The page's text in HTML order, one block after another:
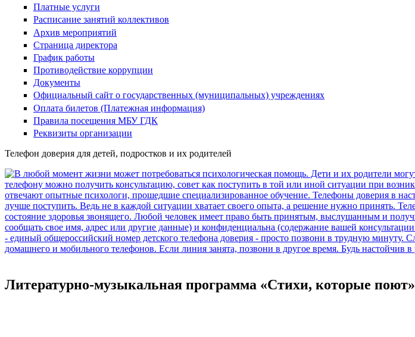
Платные услуги
Расписание занятий коллективов
Архив мероприятий
Страница директора
График работы
Противодействие коррупции
Документы
Официальный сайт о государственных (муниципальных) учреждениях
Оплата билетов (Платежная информация)
Правила посещения МБУ ГДК
Реквизиты организации
Телефон доверия для детей, подростков и их родителей
Литературно-музыкальная программа «Стихи, которые поют»